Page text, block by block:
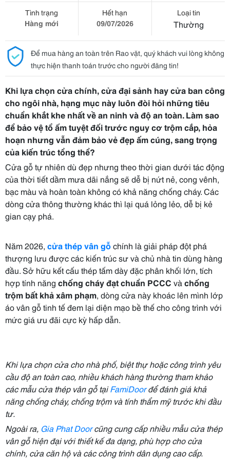
Tình trạng
Hàng mới
Hết hạn
09/07/2026
Loại tin
Thường
Để mua hàng an toàn trên Rao vặt, quý khách vui lòng không
thực hiện thanh toán trước cho người đăng tin!
Khi lựa chọn cửa chính, cửa đại sảnh hay cửa ban công
cho ngôi nhà, hạng mục này luôn đòi hỏi những tiêu
chuẩn khắt khe nhất về an ninh và độ an toàn. Làm sao
để bảo vệ tổ ấm tuyệt đối trước nguy cơ trộm cắp, hỏa
hoạn nhưng vẫn đảm bảo vẻ đẹp ấm cúng, sang trọng
của kiến trúc tổng thể?
Cửa gỗ tự nhiên dù đẹp nhưng theo thời gian dưới tác động
của thời tiết dầm mưa dãi nắng sẽ dễ bị nứt nẻ, cong vênh,
bạc màu và hoàn toàn không có khả năng chống cháy. Các
dòng cửa thông thường khác thì lại quá lỏng lẻo, dễ bị kẻ
gian cạy phá.
Năm 2026, cửa thép vân gỗchính là giải pháp đột phá
thượng lưu được các kiến trúc sư và chủ nhà tin dùng hàng
đầu. Sở hữu kết cấu thép tấm dày đặc phân khối lớn, tích
hợp tính năng chống cháy đạt chuẩn PCCC và chống
trộm bất khả xâm phạm, dòng cửa này khoác lên mình lớp
áo vân gỗ tinh tế đem lại diện mạo bề thế cho công trình với
mức giá ưu đãi cực kỳ hấp dẫn.
Khi lựa chọn cửa cho nhà phố, biệt thự hoặc công trình yêu
cầu độ an toàn cao, nhiều khách hàng thường tham khảo
các mẫu cửa thép vân gỗ tạiFamiDoorđể đánh giá khả
năng chống cháy, chống trộm và tính thẩm mỹ trước khi đầu
tư.
Ngoài ra, Gia Phat Doorcũng cung cấp nhiều mẫu cửa thép
vân gỗ hiện đại với thiết kế đa dạng, phù hợp cho cửa
chính, cửa căn hộ và các công trình dân dụng cao cấp.